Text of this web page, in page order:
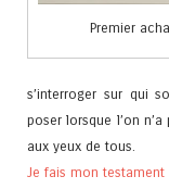
Premier
s’interroger sur qui
poser lorsque l’on
aux yeux de tous.
Je fais mon testament